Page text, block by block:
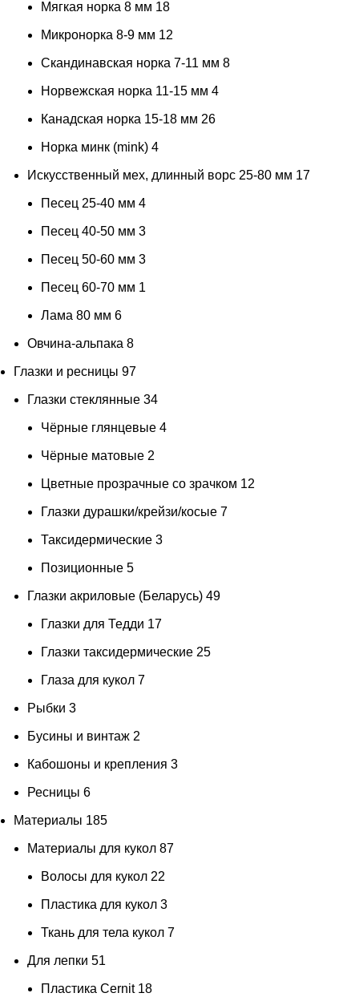
Мягкая норка 8 мм 18
Микронорка 8-9 мм 12
Скандинавская норка 7-11 мм 8
Норвежская норка 11-15 мм 4
Канадская норка 15-18 мм 26
Норка минк (mink) 4
Искусственный мех, длинный ворс 25-80 мм 17
Песец 25-40 мм 4
Песец 40-50 мм 3
Песец 50-60 мм 3
Песец 60-70 мм 1
Лама 80 мм 6
Овчина-альпака 8
Глазки и ресницы 97
Глазки стеклянные 34
Чёрные глянцевые 4
Чёрные матовые 2
Цветные прозрачные со зрачком 12
Глазки дурашки/крейзи/косые 7
Таксидермические 3
Позиционные 5
Глазки акриловые (Беларусь) 49
Глазки для Тедди 17
Глазки таксидермические 25
Глаза для кукол 7
Рыбки 3
Бусины и винтаж 2
Кабошоны и крепления 3
Ресницы 6
Материалы 185
Материалы для кукол 87
Волосы для кукол 22
Пластика для кукол 3
Ткань для тела кукол 7
Для лепки 51
Пластика Cernit 18